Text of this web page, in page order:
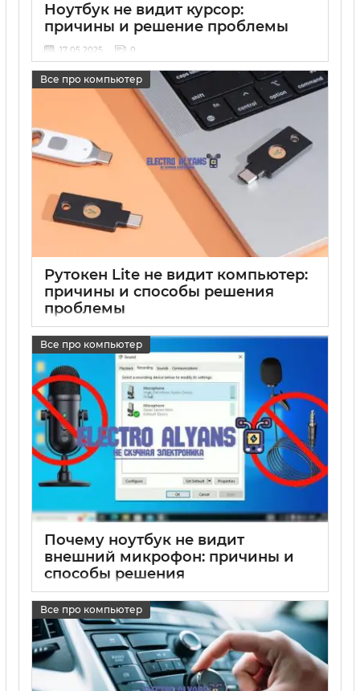
Ноутбук не видит курсор:
причины и решение проблемы
17 05 2025 0
Все про компьютер
Рутокен Lite не видит компьютер:
причины и способы решения
проблемы
Все про компьютер
Почему ноутбук не видит
внешний микрофон: причины и
способы решения
Все про компьютер